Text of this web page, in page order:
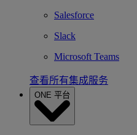
Salesforce
Slack
Microsoft Teams
查看所有集成服务
ONE 平台